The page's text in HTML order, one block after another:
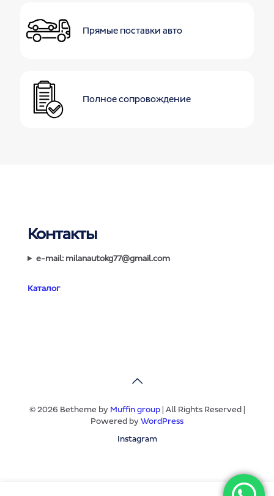
Прямые поставки авто
Полное сопровождение
Контакты
e-mail: milanautokg77@gmail.com
Каталог
© 2026 Betheme by Muffin group| All Rights Reserved |
Powered byWordPress
Instagram